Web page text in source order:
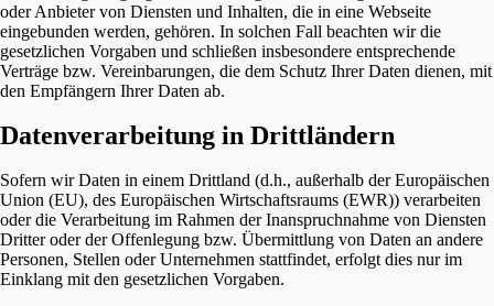
oder Anbieter von Diensten und Inhalten, die in eine Webseite
eingebunden werden, gehören. In solchen Fall beachten wir die
gesetzlichen Vorgaben und schließen insbesondere entsprechende
Verträge bzw. Vereinbarungen, die dem Schutz Ihrer Daten dienen, mit
den Empfängern Ihrer Daten ab.
Datenverarbeitung in Drittländern
Sofern wir Daten in einem Drittland (d.h., außerhalb der Europäischen
Union (EU), des Europäischen Wirtschaftsraums (EWR)) verarbeiten
oder die Verarbeitung im Rahmen der Inanspruchnahme von Diensten
Dritter oder der Offenlegung bzw. Übermittlung von Daten an andere
Personen, Stellen oder Unternehmen stattfindet, erfolgt dies nur im
Einklang mit den gesetzlichen Vorgaben.